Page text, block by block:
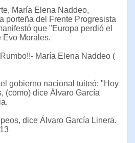
María Elena Naddeo,
porteña del Frente Progresista
que "Europa perdió el
Evo Morales.
María Elena Naddeo (
gobierno nacional tuiteó: "Hoy
(como) dice Álvaro García
dice Álvaro García Linera.